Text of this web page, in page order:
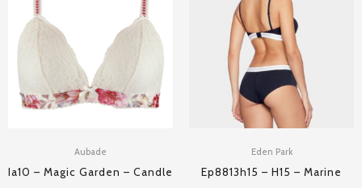
Aubade
Ia10 – Magic Garden – Candle
Eden Park
Ep8813h15 – H15 – Marine